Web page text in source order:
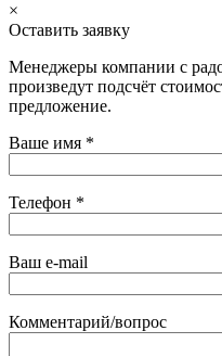
×
Оставить заявку
Менеджеры компании с
произведут подсчёт
предложение.
Ваше имя *
Телефон *
Ваш e-mail
Комментарий/вопрос